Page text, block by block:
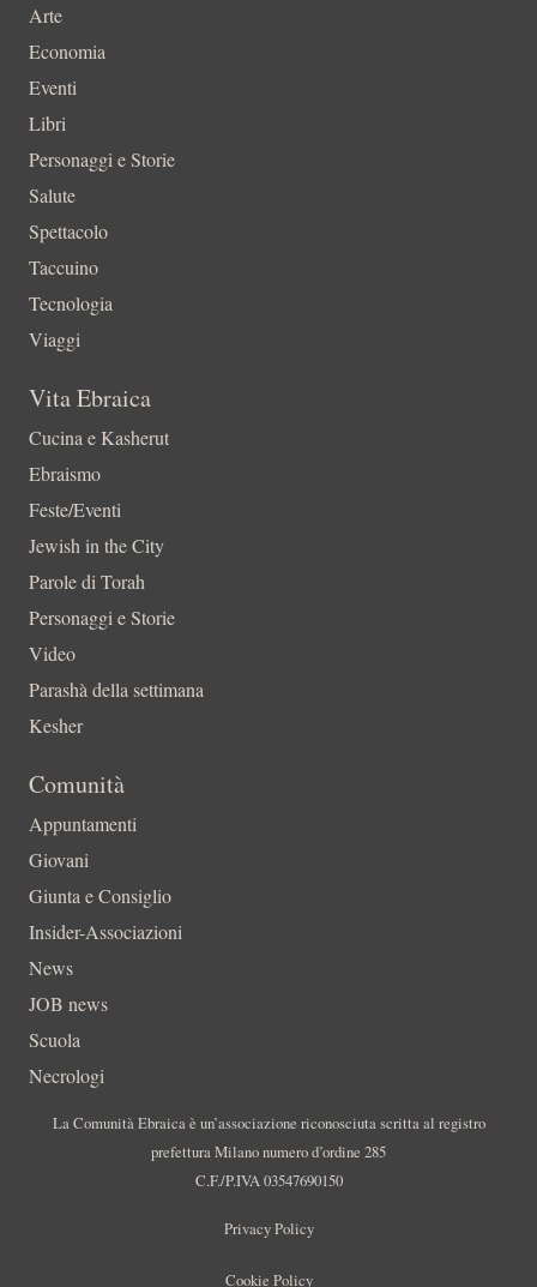
Arte
Economia
Eventi
Libri
Personaggi e Storie
Salute
Spettacolo
Taccuino
Tecnologia
Viaggi
Vita Ebraica
Cucina e Kasherut
Ebraismo
Feste/Eventi
Jewish in the City
Parole di Torah
Personaggi e Storie
Video
Parashà della settimana
Kesher
Comunità
Appuntamenti
Giovani
Giunta e Consiglio
Insider-Associazioni
News
JOB news
Scuola
Necrologi
La Comunità Ebraica è un’associazione riconosciuta scritta al registro
prefettura Milano numero d’ordine 285
C.F./P.IVA 03547690150
Privacy Policy
Cookie Policy